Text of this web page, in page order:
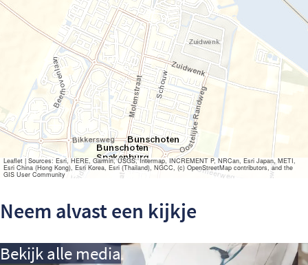
Leaflet | Sources: Esri, HERE, Garmin, USGS, Intermap, INCREMENT P, NRCan, Esri Japan, METI,
Esri China (Hong Kong), Esri Korea, Esri (Thailand), NGCC, (c) OpenStreetMap contributors, and the
GIS User Community
Neem alvast een kijkje
Bekijk alle media